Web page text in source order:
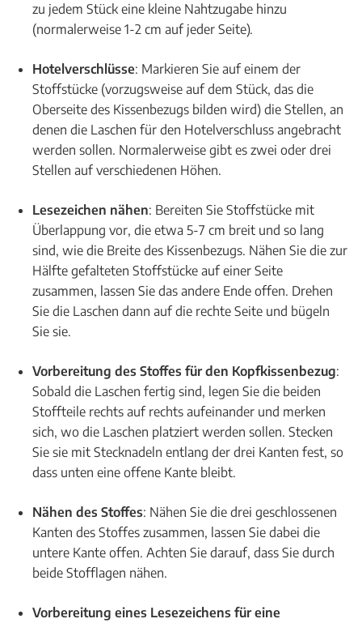
zu jedem Stück eine kleine Nahtzugabe hinzu
(normalerweise 1-2 cm auf jeder Seite).
Hotelverschlüsse: Markieren Sie auf einem der
Stoffstücke (vorzugsweise auf dem Stück, das die
Oberseite des Kissenbezugs bilden wird) die Stellen, an
denen die Laschen für den Hotelverschluss angebracht
werden sollen. Normalerweise gibt es zwei oder drei
Stellen auf verschiedenen Höhen.
Lesezeichen nähen: Bereiten Sie Stoffstücke mit
Überlappung vor, die etwa 5-7 cm breit und so lang
sind, wie die Breite des Kissenbezugs. Nähen Sie die zur
Hälfte gefalteten Stoffstücke auf einer Seite
zusammen, lassen Sie das andere Ende offen. Drehen
Sie die Laschen dann auf die rechte Seite und bügeln
Sie sie.
Vorbereitung des Stoffes für den Kopfkissenbezug:
Sobald die Laschen fertig sind, legen Sie die beiden
Stoffteile rechts auf rechts aufeinander und merken
sich, wo die Laschen platziert werden sollen. Stecken
Sie sie mit Stecknadeln entlang der drei Kanten fest, so
dass unten eine offene Kante bleibt.
Nähen des Stoffes: Nähen Sie die drei geschlossenen
Kanten des Stoffes zusammen, lassen Sie dabei die
untere Kante offen. Achten Sie darauf, dass Sie durch
beide Stofflagen nähen.
Vorbereitung eines Lesezeichens für eine